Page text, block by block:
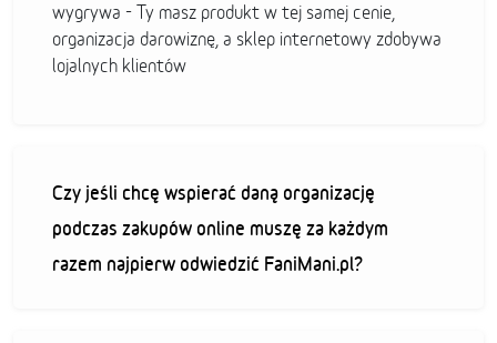
wygrywa - Ty masz produkt w tej samej cenie,
organizacja darowiznę, a sklep internetowy zdobywa
lojalnych klientów
Czy jeśli chcę wspierać daną organizację
podczas zakupów online muszę za każdym
razem najpierw odwiedzić FaniMani.pl?